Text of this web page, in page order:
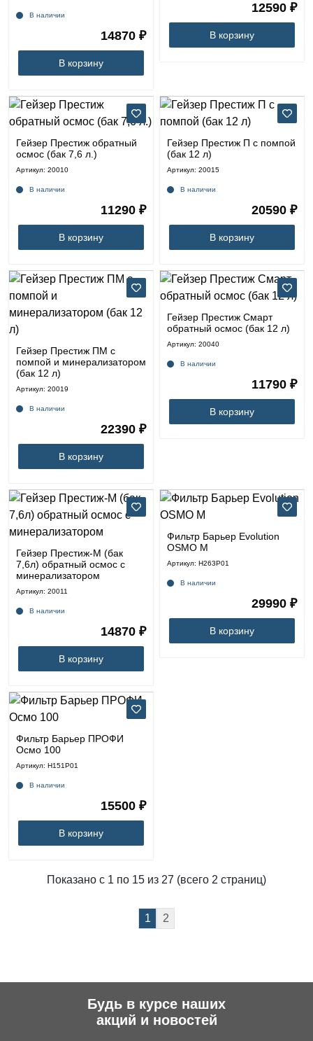
В наличии
14870 ₽
В корзину
12590 ₽
В корзину
Гейзер Престиж обратный
осмос (бак 7,6 л.)
Артикул: 20010
В наличии
11290 ₽
В корзину
Гейзер Престиж П с помпой
(бак 12 л)
Артикул: 20015
В наличии
20590 ₽
В корзину
Гейзер Престиж ПМ с
помпой и минерализатором
(бак 12 л)
Артикул: 20019
В наличии
22390 ₽
В корзину
Гейзер Престиж Смарт
обратный осмос (бак 12 л)
Артикул: 20040
В наличии
11790 ₽
В корзину
Гейзер Престиж-М (бак
7,6л) обратный осмос с
минерализатором
Артикул: 20011
В наличии
14870 ₽
В корзину
Фильтр Барьер Evolution
OSMO M
Артикул: Н263Р01
В наличии
29990 ₽
В корзину
Фильтр Барьер ПРОФИ
Осмо 100
Артикул: Н151Р01
В наличии
15500 ₽
В корзину
Показано с 1 по 15 из 27 (всего 2 страниц)
1 2
Будь в курсе наших
акций и новостей